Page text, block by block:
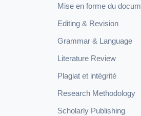
Mise en forme du
Editing & Revision
Grammar & Language
Literature Review
Plagiat et intégrité
Research Methodology
Scholarly Publishing